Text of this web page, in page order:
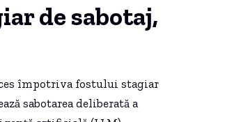
de sabotaj,
împotriva fostului stagiar
sabotarea deliberată a